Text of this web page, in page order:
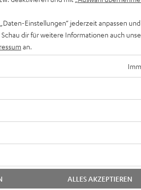
Newsletter
Finde deinen
Erhalte bis zu
Einstellungen“ jederzeit anpassen
dir für weitere Informationen auch
an.
ALLES AKZEPTIEREN